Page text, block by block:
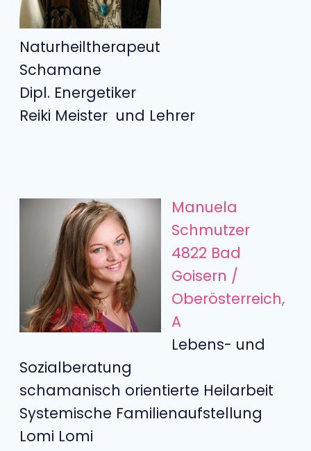
Naturheiltherapeut
Schamane
Dipl. Energetiker
Reiki Meister und Lehrer
Manuela
Schmutzer
4822 Bad
Goisern /
Oberösterreich,
A
Lebens- und
Sozialberatung
schamanisch orientierte Heilarbeit
Systemische Familienaufstellung
Lomi Lomi